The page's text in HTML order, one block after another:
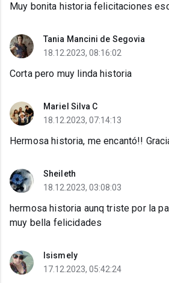
Muy bonita historia felicitaciones
Tania Mancini de Segovia
18.12.2023, 08:16:02
Corta pero muy linda historia
Mariel Silva C
18.12.2023, 07:14:13
Hermosa historia, me encantó!!
Sheileth
18.12.2023, 03:08:03
hermosa historia aunq triste por la
muy bella felicidades
Isismely
17.12.2023, 05:42:24